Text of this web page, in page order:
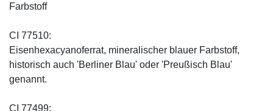
Farbstoff
CI 77510:
Eisenhexacyanoferrat, mineralischer blauer Farbstoff,
historisch auch 'Berliner Blau' oder 'Preußisch Blau'
genannt.
CI 77499: